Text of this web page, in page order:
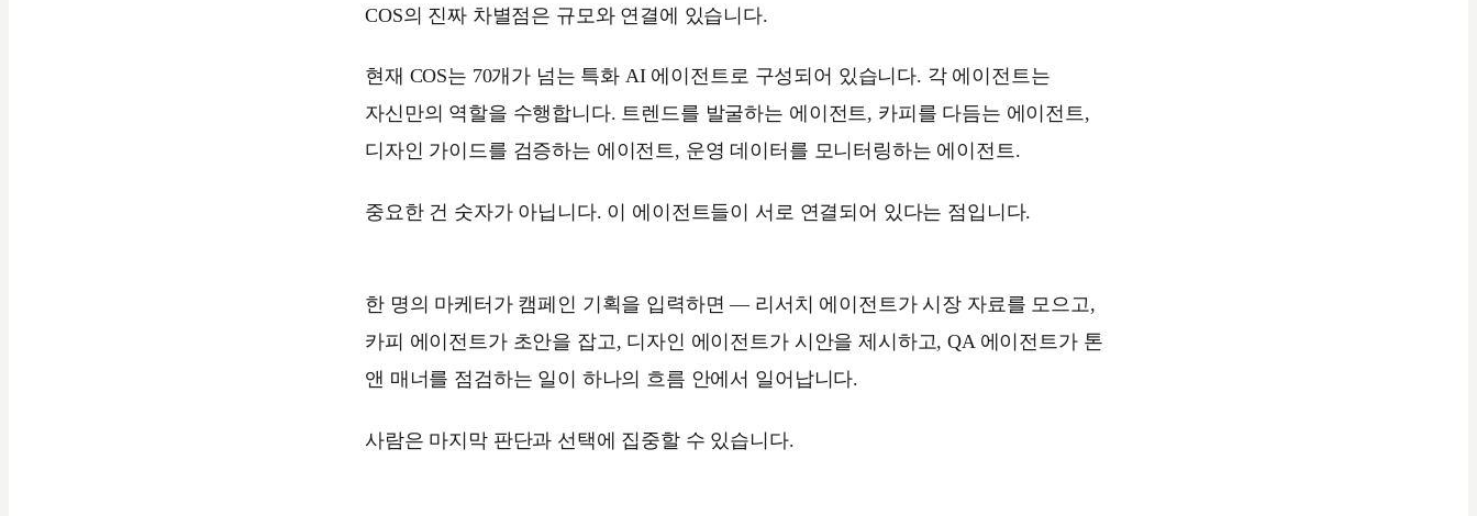
COS의 진짜 차별점은 규모와 연결에 있습니다.
현재 COS는 70개가 넘는 특화 AI 에이전트로 구성되어 있습니다. 각 에이전트는
자신만의 역할을 수행합니다. 트렌드를 발굴하는 에이전트, 카피를 다듬는 에이전트,
디자인 가이드를 검증하는 에이전트, 운영 데이터를 모니터링하는 에이전트.
중요한 건 숫자가 아닙니다. 이 에이전트들이 서로 연결되어 있다는 점입니다.
한 명의 마케터가 캠페인 기획을 입력하면 — 리서치 에이전트가 시장 자료를 모으고,
카피 에이전트가 초안을 잡고, 디자인 에이전트가 시안을 제시하고, QA 에이전트가 톤
앤 매너를 점검하는 일이 하나의 흐름 안에서 일어납니다.
사람은 마지막 판단과 선택에 집중할 수 있습니다.